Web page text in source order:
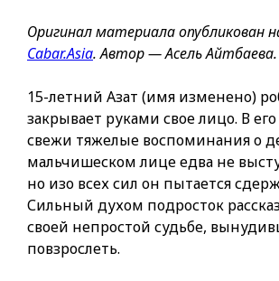
Оригинал материала опубликован
Cabar.Asia. Автор — Асель Айтбаева.
15-летний Азат (имя изменено)
закрывает руками свое лицо. В
свежи тяжелые воспоминания о
мальчишеском лице едва не
но изо всех сил он пытается
Сильный духом подросток
своей непростой судьбе,
повзрослеть.